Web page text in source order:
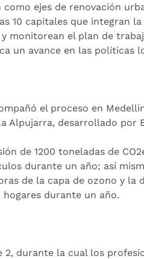
ejes de renovación
10 capitales que integran
monitorean el plan de
un avance en las políticas
el proceso en
Alpujarra, desarrollado por
de 1200 toneladas de
durante un año; así
de la capa de ozono y la
hogares durante un año.
2, durante la cual los